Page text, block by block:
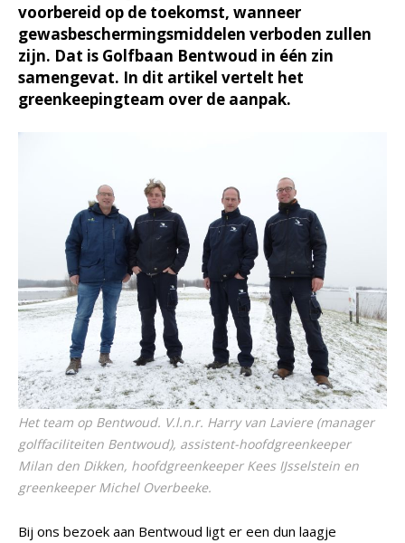
voorbereid op de toekomst, wanneer
gewasbeschermingsmiddelen verboden zullen
zijn. Dat is Golfbaan Bentwoud in één zin
samengevat. In dit artikel vertelt het
greenkeepingteam over de aanpak.
Het team op Bentwoud. V.l.n.r. Harry van Laviere (manager
golffaciliteiten Bentwoud), assistent-hoofdgreenkeeper
Milan den Dikken, hoofdgreenkeeper Kees IJsselstein en
greenkeeper Michel Overbeeke.
Bij ons bezoek aan Bentwoud ligt er een dun laagje